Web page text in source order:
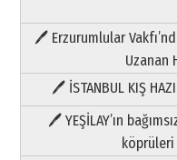
🖊 Erzurumlular
Uzanan
🖊 İSTANBUL KIŞ
🖊 YEŞİLAY’ın
köprüleri
Paranın Aile
03 Ağustos 2026 Pazartesi
Yıldırım
HAVVA’NIN
09 Temmuz